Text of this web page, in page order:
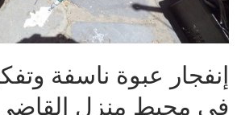
إنفجار عبوة ناسفة
في محيط منزل